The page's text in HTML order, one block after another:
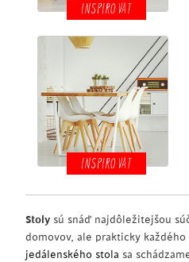
INSPIROVAT
INSPIROVAT
Stoly sú snáď najdôležitejšou
domovov, ale prakticky
jedálenského stola sa